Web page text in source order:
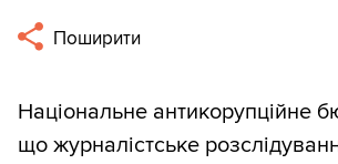
Поширити
Національне антикорупційне
що журналістське